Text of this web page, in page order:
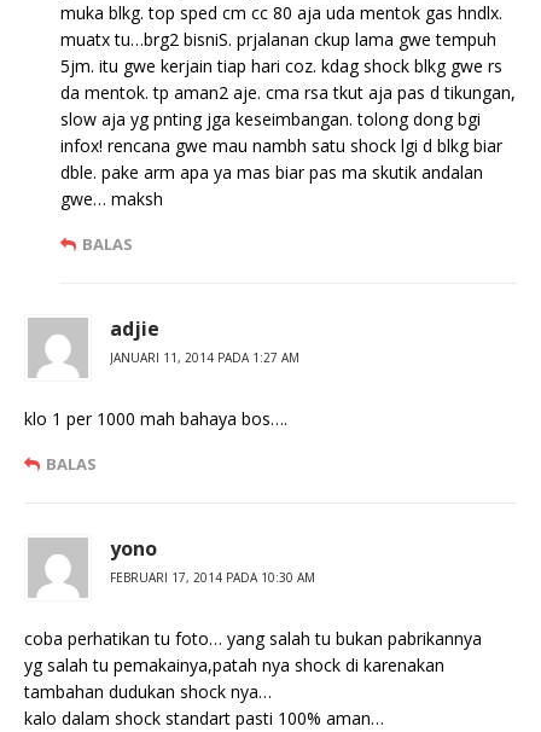
muka blkg. top sped cm cc 80 aja uda mentok gas hndlx.
muatx tu…brg2 bisniS. prjalanan ckup lama gwe tempuh
5jm. itu gwe kerjain tiap hari coz. kdag shock blkg gwe rs
da mentok. tp aman2 aje. cma rsa tkut aja pas d tikungan,
slow aja yg pnting jga keseimbangan. tolong dong bgi
infox! rencana gwe mau nambh satu shock lgi d blkg biar
dble. pake arm apa ya mas biar pas ma skutik andalan
gwe… maksh
BALAS
adjie
JANUARI 11, 2014 PADA 1:27 AM
klo 1 per 1000 mah bahaya bos….
BALAS
yono
FEBRUARI 17, 2014 PADA 10:30 AM
coba perhatikan tu foto… yang salah tu bukan pabrikannya
yg salah tu pemakainya,patah nya shock di karenakan
tambahan dudukan shock nya…
kalo dalam shock standart pasti 100% aman…